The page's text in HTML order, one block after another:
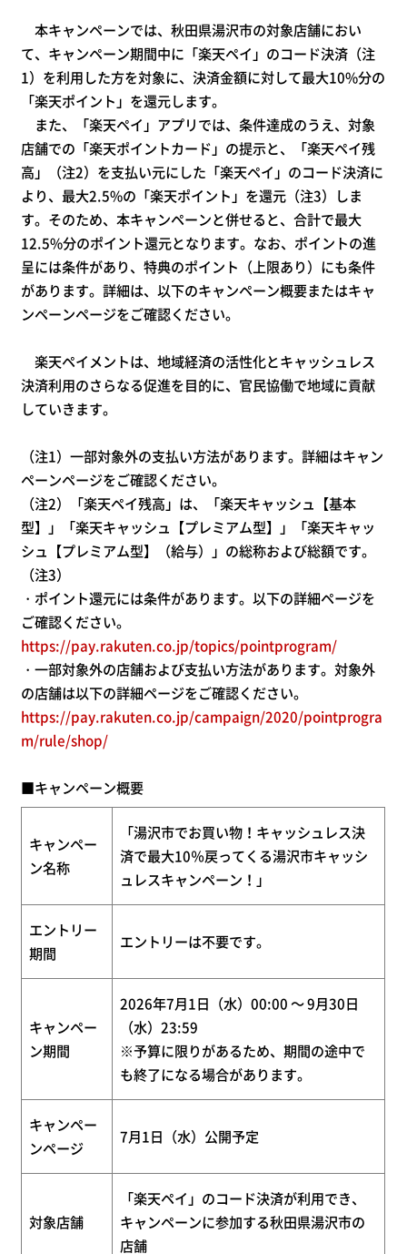
本キャンペーンでは、秋田県湯沢市の対象店舗におい
て、キャンペーン期間中に「楽天ペイ」のコード決済（注
1）を利用した方を対象に、決済金額に対して最大10%分の
「楽天ポイント」を還元します。
また、「楽天ペイ」アプリでは、条件達成のうえ、対象
店舗での「楽天ポイントカード」の提示と、「楽天ペイ残
高」（注2）を支払い元にした「楽天ペイ」のコード決済に
より、最大2.5%の「楽天ポイント」を還元（注3）しま
す。そのため、本キャンペーンと併せると、合計で最大
12.5%分のポイント還元となります。なお、ポイントの進
呈には条件があり、特典のポイント（上限あり）にも条件
があります。詳細は、以下のキャンペーン概要またはキャ
ンペーンページをご確認ください。
楽天ペイメントは、地域経済の活性化とキャッシュレス
決済利用のさらなる促進を目的に、官民協働で地域に貢献
していきます。
（注1）一部対象外の支払い方法があります。詳細はキャン
ペーンページをご確認ください。
（注2）「楽天ペイ残高」は、「楽天キャッシュ【基本
型】」「楽天キャッシュ【プレミアム型】」「楽天キャッ
シュ【プレミアム型】（給与）」の総称および総額です。
（注3）
・ポイント還元には条件があります。以下の詳細ページを
ご確認ください。
https://pay.rakuten.co.jp/topics/pointprogram/
・一部対象外の店舗および支払い方法があります。対象外
の店舗は以下の詳細ページをご確認ください。
https://pay.rakuten.co.jp/campaign/2020/pointprogra
m/rule/shop/
■キャンペーン概要
キャンペー
ン名称
「湯沢市でお買い物！キャッシュレス決
済で最大10％戻ってくる湯沢市キャッシ
ュレスキャンペーン！」
エントリー
期間
エントリーは不要です。
キャンペー
ン期間
2026年7月1日（水）00:00 ～ 9月30日
（水）23:59
※予算に限りがあるため、期間の途中で
も終了になる場合があります。
キャンペー
ンページ
7月1日（水）公開予定
対象店舗
「楽天ペイ」のコード決済が利用でき、
キャンペーンに参加する秋田県湯沢市の
店舗